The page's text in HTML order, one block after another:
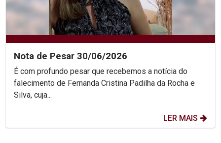
Nota de Pesar 30/06/2026
É com profundo pesar que recebemos a notícia do
falecimento de Fernanda Cristina Padilha da Rocha e
Silva, cuja...
LER MAIS